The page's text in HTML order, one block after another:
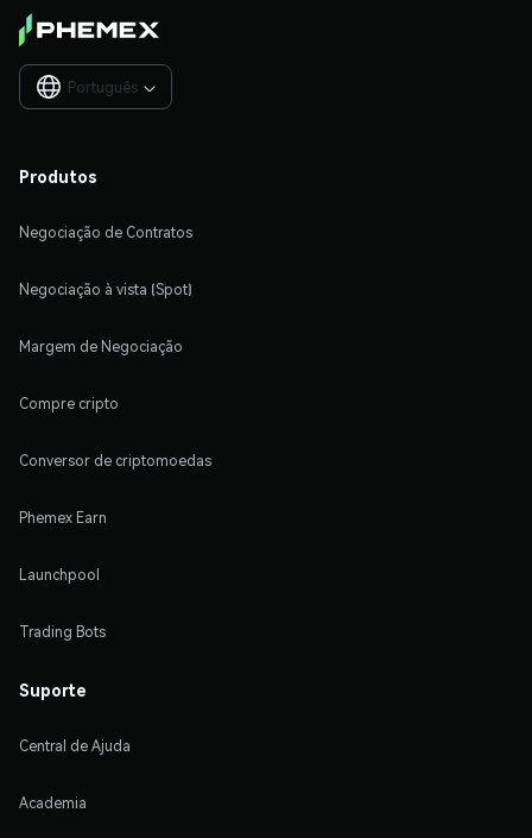
Português 
Produtos
Negociação de Contratos
Negociação à vista (Spot)
Margem de Negociação
Compre cripto
Conversor de criptomoedas
Phemex Earn
Launchpool
Trading Bots
Suporte
Central de Ajuda
Academia